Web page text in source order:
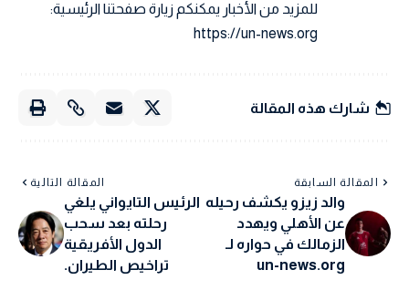
للمزيد من الأخبار يمكنكم زيارة صفحتنا الرئيسية:
https://un-news.org
شارك هذه المقالة
المقالة السابقة
والد زيزو يكشف رحيله
عن الأهلي ويهدد
الزمالك في حواره لـ
un-news.org
المقالة التالية
الرئيس التايواني يلغي
رحلته بعد سحب
الدول الأفريقية
تراخيص الطيران.